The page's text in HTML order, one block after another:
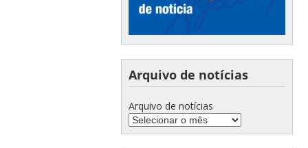
Arquivo de notícias
Arquivo de notícias